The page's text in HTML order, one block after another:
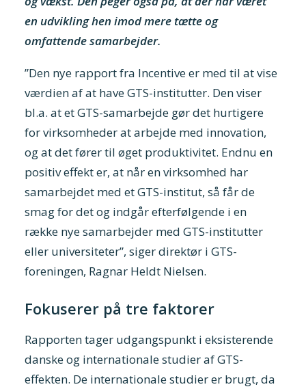
en udvikling hen imod mere tætte og
omfattende samarbejder.
”Den nye rapport fra Incentive er med til at vise
værdien af at have GTS-institutter. Den viser
bl.a. at et GTS-samarbejde gør det hurtigere
for virksomheder at arbejde med innovation,
og at det fører til øget produktivitet. Endnu en
positiv effekt er, at når en virksomhed har
samarbejdet med et GTS-institut, så får de
smag for det og indgår efterfølgende i en
række nye samarbejder med GTS-institutter
eller universiteter”, siger direktør i GTS-
foreningen, Ragnar Heldt Nielsen.
Fokuserer på tre faktorer
Rapporten tager udgangspunkt i eksisterende
danske og internationale studier af GTS-
effekten. De internationale studier er brugt, da